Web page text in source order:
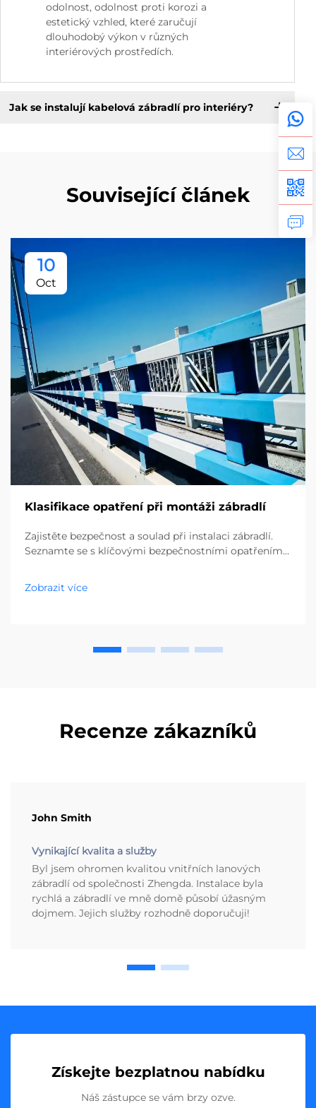
odolnost, odolnost proti korozi a
estetický vzhled, které zaručují
dlouhodobý výkon v různých
interiérových prostředích.
Jak se instalují kabelová zábradlí pro interiéry?
Související článek
10
Oct
Klasifikace opatření při montáži zábradlí
Zajistěte bezpečnost a soulad při instalaci zábradlí.
Seznamte se s klíčovými bezpečnostními opatřeními,
vedení. Přečtěte si osvědčené postupy.
Zobrazit více
Recenze zákazníků
John Smith
Vynikající kvalita a služby
Byl jsem ohromen kvalitou vnitřních lanových
zábradlí od společnosti Zhengda. Instalace byla
rychlá a zábradlí ve mně domě působí úžasným
dojmem. Jejich služby rozhodně doporučuji!
Získejte bezplatnou nabídku
Náš zástupce se vám brzy ozve.